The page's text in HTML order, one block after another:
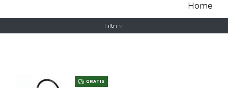
Home
Filtri
GRATIS